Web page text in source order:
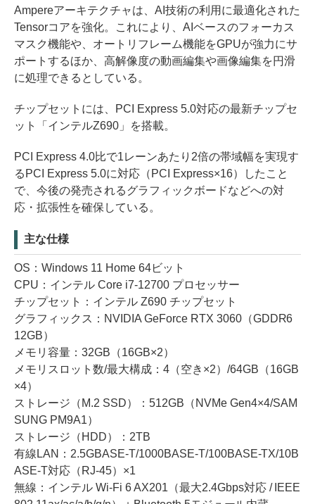
Ampereアーキテクチャは、AI技術の利用に最適化された
Tensorコアを強化。これにより、AIベースのフォーカス
マスク機能や、オートリフレーム機能をGPUが強力にサ
ポートするほか、高解像度の動画編集や画像編集を円滑
に処理できるとしている。
チップセットには、PCI Express 5.0対応の最新チップセ
ット「インテルZ690」を搭載。
PCI Express 4.0比で1レーンあたり2倍の帯域幅を実現す
るPCI Express 5.0に対応（PCI Express×16）したこと
で、今後の発売されるグラフィックボードなどへの対
応・拡張性を確保している。
主な仕様
OS：Windows 11 Home 64ビット
CPU：インテル Core i7-12700 プロセッサー
チップセット：インテル Z690 チップセット
グラフィックス：NVIDIA GeForce RTX 3060（GDDR6
12GB）
メモリ容量：32GB（16GB×2）
メモリスロット数/最大構成：4（空き×2）/64GB（16GB
×4）
ストレージ（M.2 SSD）：512GB（NVMe Gen4×4/SAM
SUNG PM9A1）
ストレージ（HDD）：2TB
有線LAN：2.5GBASE-T/1000BASE-T/100BASE-TX/10B
ASE-T対応（RJ-45）×1
無線：インテル Wi-Fi 6 AX201（最大2.4Gbps対応 / IEEE